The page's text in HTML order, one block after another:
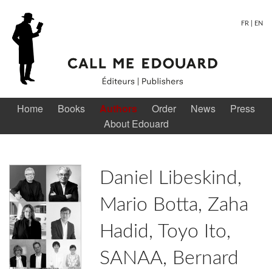
FR EN
Home Books Authors Order News
Press
About Edouard
Daniel Libeskind,
Mario Botta, Zaha
Hadid, Toyo Ito,
SANAA, Bernard